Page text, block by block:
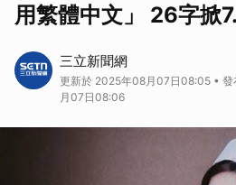
用繁體中文」 26字掀
三立新聞網
更新於 2025年08月07日08:05 •
月07日08:06